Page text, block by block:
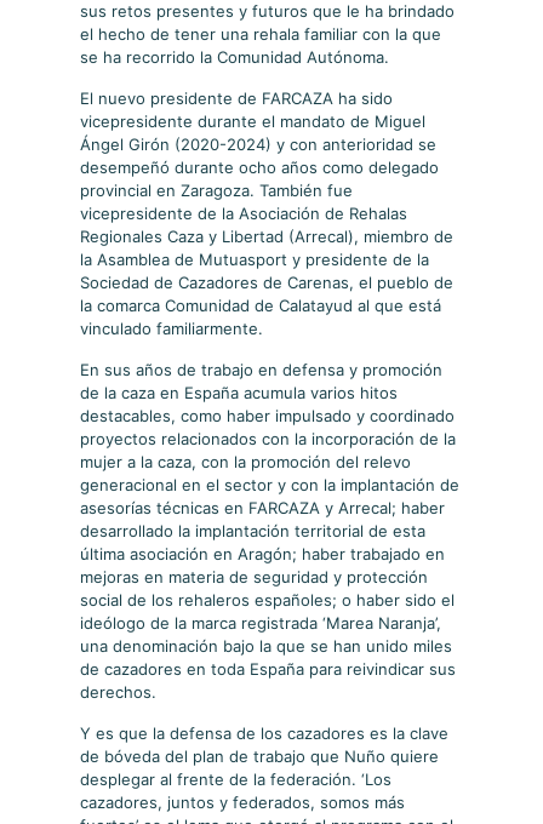
sus retos presentes y futuros que le ha brindado
el hecho de tener una rehala familiar con la que
se ha recorrido la Comunidad Autónoma.
El nuevo presidente de FARCAZA ha sido
vicepresidente durante el mandato de Miguel
Ángel Girón (2020-2024) y con anterioridad se
desempeñó durante ocho años como delegado
provincial en Zaragoza. También fue
vicepresidente de la Asociación de Rehalas
Regionales Caza y Libertad (Arrecal), miembro de
la Asamblea de Mutuasport y presidente de la
Sociedad de Cazadores de Carenas, el pueblo de
la comarca Comunidad de Calatayud al que está
vinculado familiarmente.
En sus años de trabajo en defensa y promoción
de la caza en España acumula varios hitos
destacables, como haber impulsado y coordinado
proyectos relacionados con la incorporación de la
mujer a la caza, con la promoción del relevo
generacional en el sector y con la implantación de
asesorías técnicas en FARCAZA y Arrecal; haber
desarrollado la implantación territorial de esta
última asociación en Aragón; haber trabajado en
mejoras en materia de seguridad y protección
social de los rehaleros españoles; o haber sido el
ideólogo de la marca registrada ‘Marea Naranja’,
una denominación bajo la que se han unido miles
de cazadores en toda España para reivindicar sus
derechos.
Y es que la defensa de los cazadores es la clave
de bóveda del plan de trabajo que Nuño quiere
desplegar al frente de la federación. ‘Los
cazadores, juntos y federados, somos más